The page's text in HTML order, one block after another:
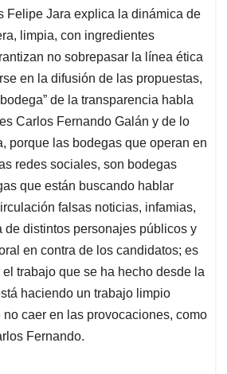
Felipe Jara explica la dinámica de
limpia, con ingredientes
no sobrepasar la línea ética
en la difusión de las propuestas,
de la transparencia habla
Carlos Fernando Galán y de lo
porque las bodegas que operan en
redes sociales, son bodegas
que están buscando hablar
falsas noticias, infamias,
de distintos personajes públicos y
en contra de los candidatos; es
trabajo que se ha hecho desde la
haciendo un trabajo limpio
caer en las provocaciones, como
Fernando.